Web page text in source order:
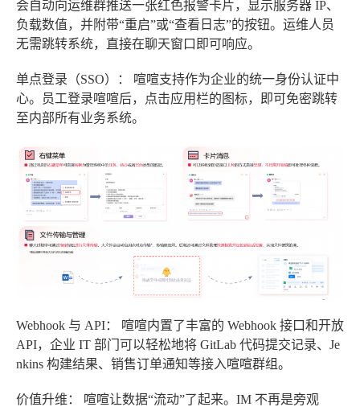
会自动向运维群推送一张红色报警卡片，显示服务器 IP、
负载数值，并附带“重启”或“查看日志”的按钮。运维人员
无需跳转系统，直接在聊天窗口即可响应。
单点登录（SSO）：
喧喧支持作为企业的统一身份认证中
心。员工登录喧喧后，点击应用栏的图标，即可免密跳转
至内部所有业务系统。
Webhook 与 API：
喧喧内置了丰富的 Webhook 接口和开放
API，企业 IT 部门可以轻松地将 GitLab 代码提交记录、Je
nkins 构建结果、销售订单通知等接入喧喧群组。
价值升维：
喧喧让数据“流动”了起来。IM 不再是旁观